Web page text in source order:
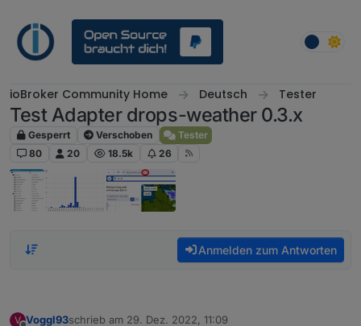
ioBroker Community Home Deutsch Tester
Test Adapter drops-weather 0.3.x
Gesperrt Verschoben
Tester
80
20 18.5k 26
Anmelden zum Antworten
V Voggl93schrieb am 29. Dez. 2022, 11:09